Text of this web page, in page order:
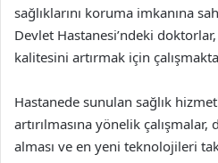
sağlıklarını koruma imkanına
Devlet Hastanesi’ndeki
kalitesini artırmak için
Hastanede sunulan sağlık
artırılmasına yönelik
alması ve en yeni teknolojileri